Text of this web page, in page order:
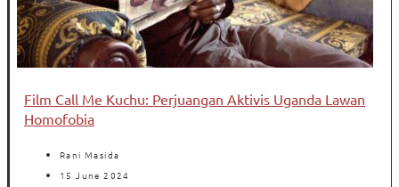
Film Call Me Kuchu: Perjuangan Aktivis Uganda Lawan
Homofobia
Rani Masida
15 June 2024